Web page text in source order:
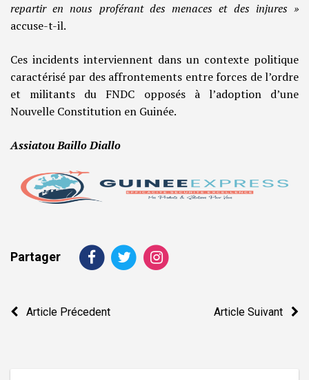
repartir en nous proférant des menaces et des injures »
accuse-t-il.
Ces incidents interviennent dans un contexte politique
caractérisé par des affrontements entre forces de l’ordre
et militants du FNDC opposés à l’adoption d’une
Nouvelle Constitution en Guinée.
Assiatou Baillo Diallo
Partager
Navigation
Article Précedent Article Suivant